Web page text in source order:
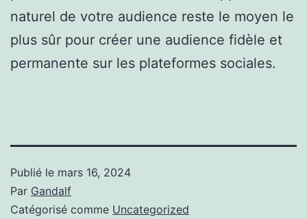
naturel de votre audience reste le moyen le
plus sûr pour créer une audience fidèle et
permanente sur les plateformes sociales.
Publié le mars 16, 2024
Par Gandalf
Catégorisé comme Uncategorized